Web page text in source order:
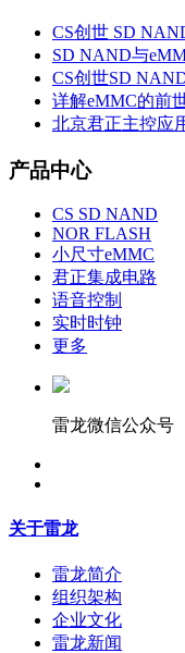
CS创世 SD
SD NAND与
CS创世SD
详解eMMC的前
北京君正主控应
产品中心
CS SD NAND
NOR FLASH
小尺寸eMMC
君正集成电路
语音控制
实时时钟
更多
雷龙微信公众号
关于雷龙
雷龙简介
组织架构
企业文化
雷龙新闻